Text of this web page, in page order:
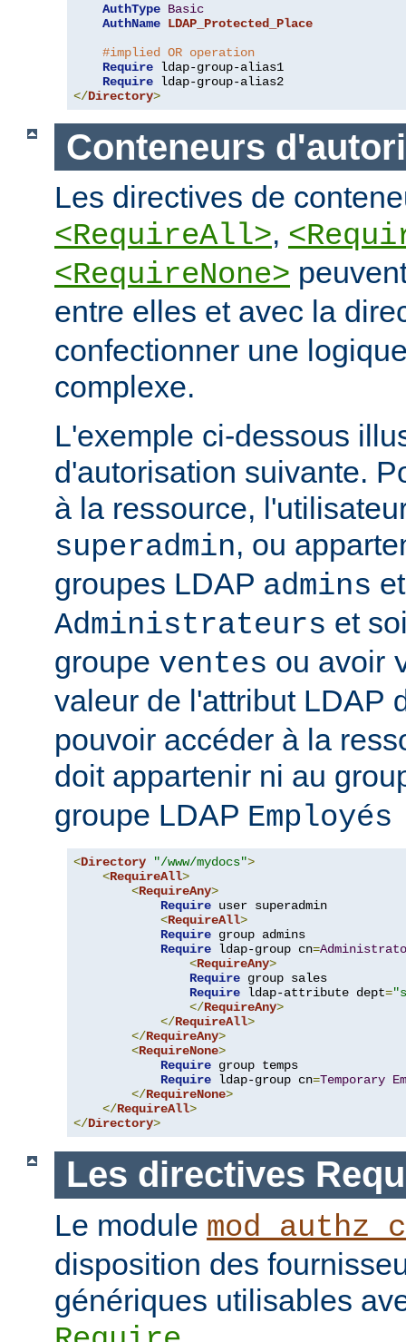
AuthType Basic
AuthName LDAP_Protected_Place
#implied OR operation
Require ldap-group-alias1
Require
</Directory>
Conteneurs
Les directives de
<RequireAll>,
<RequireNone>
entre elles et avec la
confectionner une
complexe.
L'exemple ci-dessous
d'autorisation suivante.
à la ressource,
superadmin, ou
groupes LDAP admins et
Administrateurs et
groupe ventes ou avoir
valeur de l'attribut LDAP
pouvoir accéder à la
doit appartenir ni au
groupe LDAP
<Directory "/www/mydocs">
<RequireAll>
<RequireAny>
Require user superadmin
<RequireAll>
Require group admins
Require ldap-group cn=
<RequireAny>
Require group sales
Require ldap-attribute dept=
</RequireAny>
</RequireAll>
</RequireAny>
<RequireNone>
Require group temps
Require ldap-group cn=Temporary
</RequireNone>
</RequireAll>
</Directory>
Les directives
Le module
disposition des
génériques utilisables